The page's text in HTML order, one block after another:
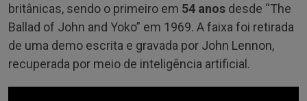
britânicas, sendo o primeiro em 54 anos desde “The
Ballad of John and Yoko” em 1969. A faixa foi retirada
de uma demo escrita e gravada por John Lennon,
recuperada por meio de inteligência artificial.